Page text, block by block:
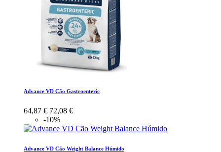
Advance VD Cão Gastroenteric
64,87 € 72,08 €
-10%
Advance VD Cão Weight Balance Húmido